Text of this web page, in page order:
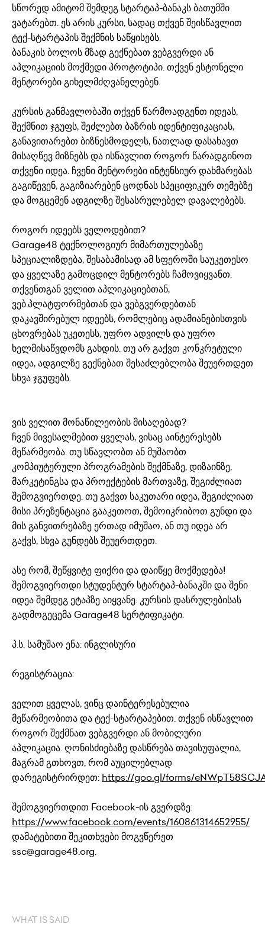
სწორედ ამიტომ შემდეგ სტარტაპ-ბანაკს ბათუმში
ვატარებთ. ეს არის კურსი, სადაც თქვენ შეისწავლით
ტექ-სტარტაპის შექმნის საწყისებს.
ბანაკის ბოლოს მზად გექნებათ ვებგვერდი ან
აპლიკაციის მოქმედი პროტოტიპი. თქვენ ესტონელი
მენტორები გიხელმძღვანელებენ.
კურსის განმავლობაში თქვენ წარმოადგენთ იდეას,
შექმნით ჯგუფს, შეძლებთ ბაზრის იდენტიფიკაციას,
განავითარებთ ბიზნესმოდელს, ნათლად დასახავთ
მისაღწევ მიზნებს და ისწავლით როგორ წარადგინოთ
თქვენი იდეა. ჩვენი მენტორები ინტენსიურ დახმარებას
გაგიწევენ, გაგიზიარებენ ცოდნას სპეციფიკურ თემებზე
და მოგცემენ ადგილზე შესასრულებელ დავალებებს.
როგორ იდეებს ველოდებით?
Garage48 ტექნოლოგიურ მიმართულებაზე
სპეციალიზდება, შესაბამისად ამ სფეროში საუკეთესო
და ყველაზე გამოცდილ მენტორებს ჩამოვიყვანთ.
თქვენთგან ველით აპლიკაციებთან,
ვებ.პლატფორმებთან და ვებგვერდებთან
დაკავშირებულ იდეებს, რომლებიც ადამიანებისთვის
ცხოვრებას უკეთესს, უფრო ადვილს და უფრო
ხელმისაწვდომს გახდის. თუ არ გაქვთ კონკრეტული
იდეა, ადგილზე გექნებათ შესაძლებლობა შეუერთდეთ
სხვა ჯგუფებს.
ვის ველით მონაწილეობის მისაღებად?
ჩვენ მივესალმებით ყველას, ვისაც აინტერესებს
მეწარმეობა. თუ სწავლობთ ან მუშაობთ
კომპიუტერული პროგრამების შექმნაზე, დიზაინზე,
მარკეტინგსა და პროექტების მართვაზე, შეგიძლიათ
შემოგვიერთდე. თუ გაქვთ საკუთარი იდეა, შეგიძლიათ
მისი პრეზენტაცია გააკეთოთ, შემოიკრიბოთ გუნდი და
მის განვითრებაზე ერთად იმუშაო, ან თუ იდეა არ
გაქვს, სხვა გუნდებს შეუერთდეთ.
ასე რომ, შეწყვიტე ფიქრი და დაიწყე მოქმედება!
შემოგვიერთდი სტუდენტურ სტარტაპ-ბანაკში და შენი
იდეა შემდეგ ეტაპზე აიყვანე. კურსის დასრულებისას
გადმოგეცემა Garage48 სერტიფიკატი.
პ.ს. სამუშაო ენა: ინგლისური
რეგისტრაცია:
ველით ყველას, ვინც დაინტერესებულია
მეწარმეობითა და ტექ-სტარტაპებით. თქვენ ისწავლით
როგორ შექმნათ ვებგვერდი ან მობილური
აპლიკაცია. ღონისძიებაზე დასწრება თავისუფალია,
მაგრამ გთხოვთ, რომ აუცილებლად
დარეგისტრირდეთ: https://goo.gl/forms/
შემოგვიერთდით Facebook-ის გვერდზე:
https://www.facebook.com/events/160861314652955/
დამატებითი შეკითხვები მოგვწერეთ
ssc@garage48.org.
WHAT IS SAID